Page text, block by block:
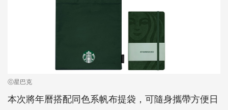
ⓒ星巴克
本次將年曆搭配同色系帆布提袋，可隨身攜帶方便日